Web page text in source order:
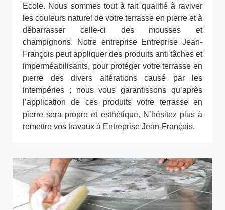
Ecole. Nous sommes tout à fait qualifié à raviver
les couleurs naturel de votre terrasse en pierre et à
débarrasser celle-ci des mousses et
champignons. Notre entreprise Entreprise Jean-
François peut appliquer des produits anti tâches et
imperméabilisants, pour protéger votre terrasse en
pierre des divers altérations causé par les
intempéries ; nous vous garantissons qu’après
l’application de ces produits votre terrasse en
pierre sera propre et esthétique. N’hésitez plus à
remettre vos travaux à Entreprise Jean-François.